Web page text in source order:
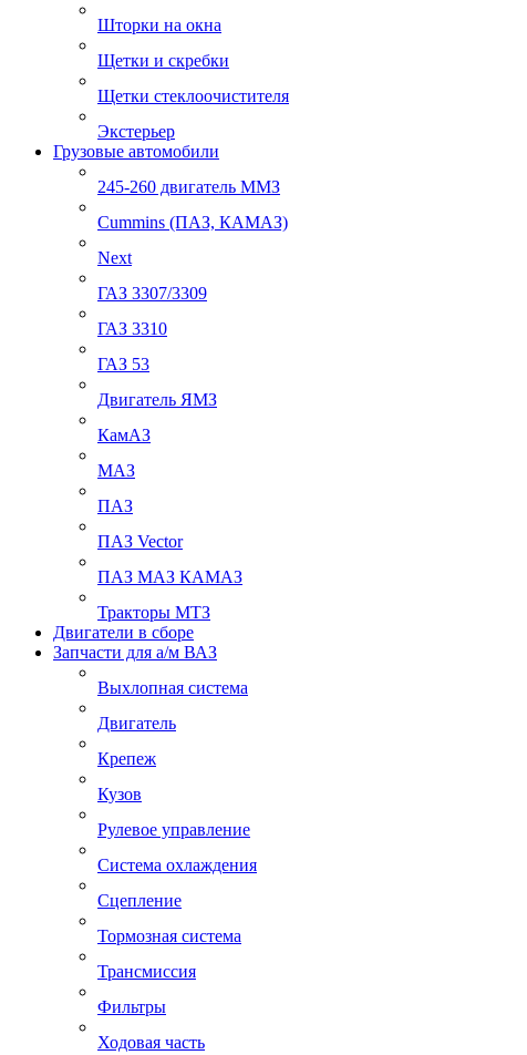
Шторки на окна
Щетки и скребки
Щетки стеклоочистителя
Экстерьер
Грузовые автомобили
245-260 двигатель ММЗ
Cummins (ПАЗ, КАМАЗ)
Next
ГАЗ 3307/3309
ГАЗ 3310
ГАЗ 53
Двигатель ЯМЗ
КамАЗ
МАЗ
ПАЗ
ПАЗ Vector
ПАЗ МАЗ КАМАЗ
Тракторы МТЗ
Двигатели в сборе
Запчасти для а/м ВАЗ
Выхлопная система
Двигатель
Крепеж
Кузов
Рулевое управление
Система охлаждения
Сцепление
Тормозная система
Трансмиссия
Фильтры
Ходовая часть